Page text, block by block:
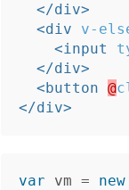
</div>
<div
v-
<input
</div>
<button @
</div>
var vm = new